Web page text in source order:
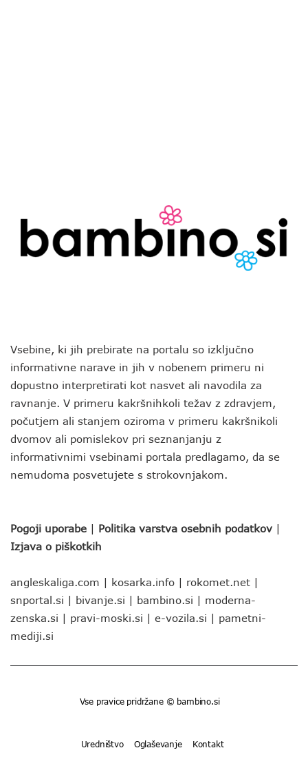
Vsebine, ki jih prebirate na portalu so izključno
informativne narave in jih v nobenem primeru ni
dopustno interpretirati kot nasvet ali navodila za
ravnanje. V primeru kakršnihkoli težav z zdravjem,
počutjem ali stanjem oziroma v primeru kakršnikoli
dvomov ali pomislekov pri seznanjanju z
informativnimi vsebinami portala predlagamo, da se
nemudoma posvetujete s strokovnjakom.
Pogoji uporabe | Politika varstva osebnih podatkov |
Izjava o piškotkih
angleskaliga.com | kosarka.info | rokomet.net |
snportal.si | bivanje.si | bambino.si | moderna-
zenska.si | pravi-moski.si | e-vozila.si | pametni-
mediji.si
Vse pravice pridržane © bambino.si
Uredništvo Oglaševanje Kontakt